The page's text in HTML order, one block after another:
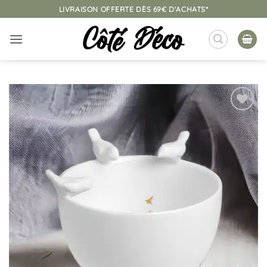
au
contenu
LIVRAISON OFFERTE DÈS 69€ D'ACHATS*
Ajouter
à la
liste
d’envies